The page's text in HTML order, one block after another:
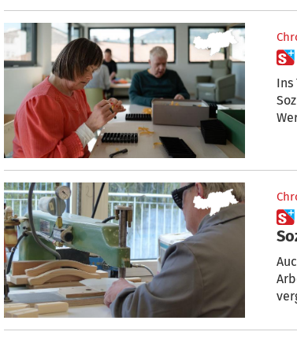
Ins
 Zu wenig Personal, schlecht bezahlt: So hart trifft es das